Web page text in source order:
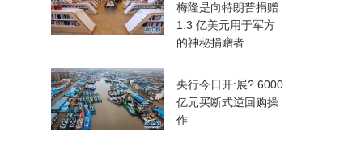
梅隆是向特朗普捐赠
1.3 亿美元用于军方
的神秘捐赠者
央行今日开:展? 6000
亿元买断式逆回购操
作